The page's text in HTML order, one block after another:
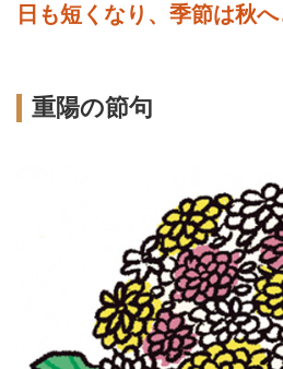
日も短くなり、季節は秋
重陽の節句